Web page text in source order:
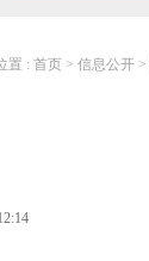
置 : 首页 > 信息公开 >